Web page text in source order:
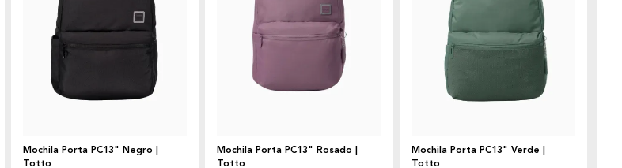
Mochila Porta PC13" Negro |
Totto
Mochila Porta PC13" Rosado |
Totto
Mochila Porta PC13" Verde |
Totto